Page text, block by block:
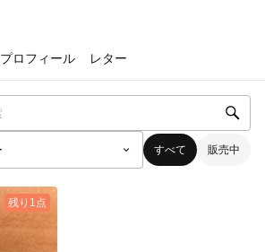
プロフィール レター
すべて 販売中
残り1点